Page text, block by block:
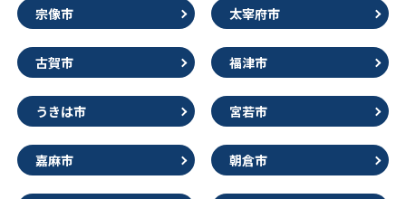
宗像市 太宰府市
古賀市 福津市
うきは市 宮若市
嘉麻市 朝倉市